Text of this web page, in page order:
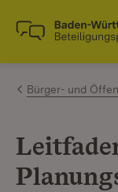
Zum Inhalt
Link zur
Bürger- und